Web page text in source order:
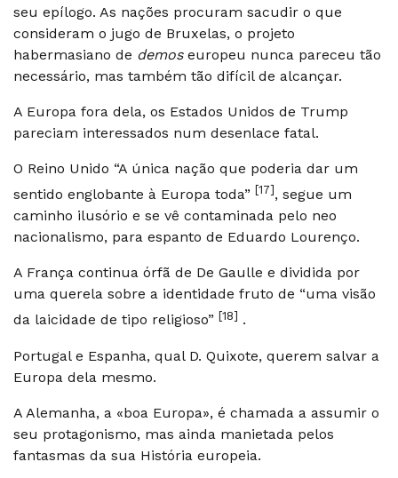
seu epílogo. As nações procuram sacudir o que
consideram o jugo de Bruxelas, o projeto
habermasiano de demoseuropeu nunca pareceu tão
necessário, mas também tão difícil de alcançar.
A Europa fora dela, os Estados Unidos de Trump
pareciam interessados num desenlace fatal.
O Reino Unido “A única nação que poderia dar um
sentido englobante à Europa toda” [17] , segue um
caminho ilusório e se vê contaminada pelo neo
nacionalismo, para espanto de Eduardo Lourenço.
A França continua órfã de De Gaulle e dividida por
uma querela sobre a identidade fruto de “uma visão
da laicidade de tipo religioso” [18] .
Portugal e Espanha, qual D. Quixote, querem salvar a
Europa dela mesmo.
A Alemanha, a «boa Europa», é chamada a assumir o
seu protagonismo, mas ainda manietada pelos
fantasmas da sua História europeia.